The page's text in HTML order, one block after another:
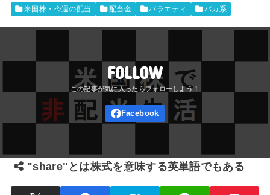
米国株・今週の配当 配当金 バラエティ バカ系
FOLLOW
"share"とは株式を意味する英単語でもある